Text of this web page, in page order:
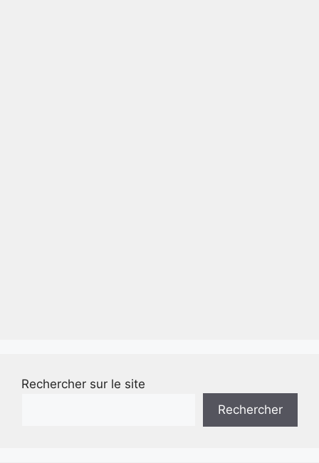
Rechercher sur le site
Rechercher